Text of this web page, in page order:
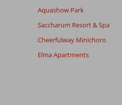
Aquashow Park
Saccharum Resort & Spa
Cheerfulway Minichoro
Elma Apartments